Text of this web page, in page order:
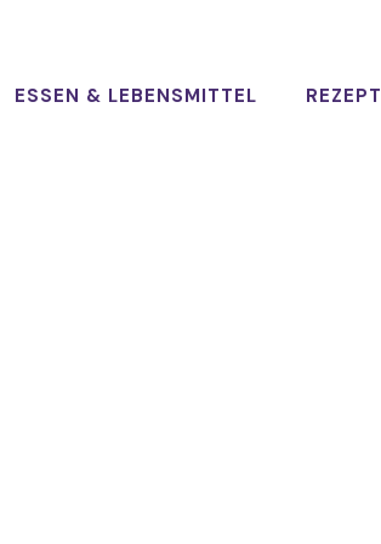
ESSEN & LEBENSMITTEL REZEPT